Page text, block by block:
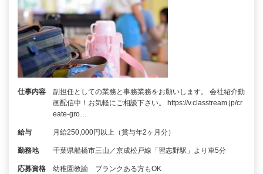
仕事内容
副担任としての業務と事務業務をお願いします。 会社紹介動
画配信中！お気軽にご相談下さい。 https://v.classtream.jp/cr
eate-gro…
給与 月給250,000円以上（賞与年2ヶ月分）
勤務地 千葉県船橋市三山／京成松戸線「習志野駅」より車5分
応募資格 幼稚園教諭 ブランクある方もOK